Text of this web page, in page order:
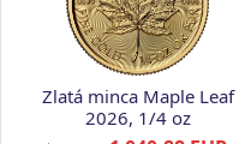
Zlatá minca Maple Leaf
2026, 1/4 oz